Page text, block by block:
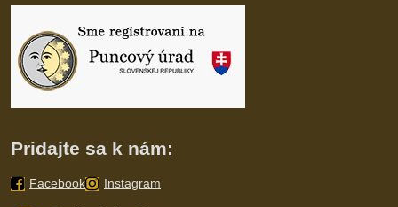
Pridajte sa k nám:
Facebook Instagram